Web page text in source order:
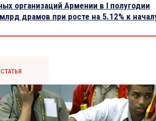
организаций Армении в I полугодии
драмов при росте на 5.12% к